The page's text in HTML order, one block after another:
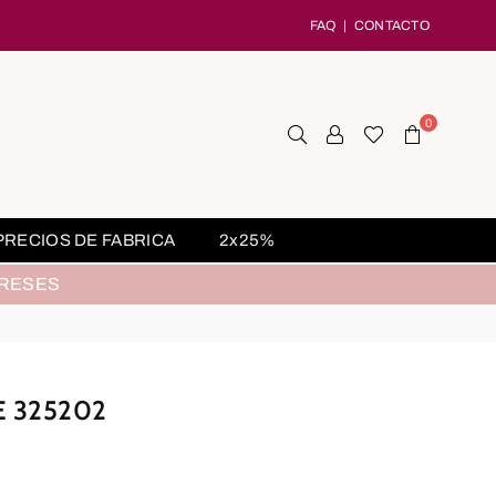
FAQ | CONTACTO
0
DE FABRICA 2x25%
325202